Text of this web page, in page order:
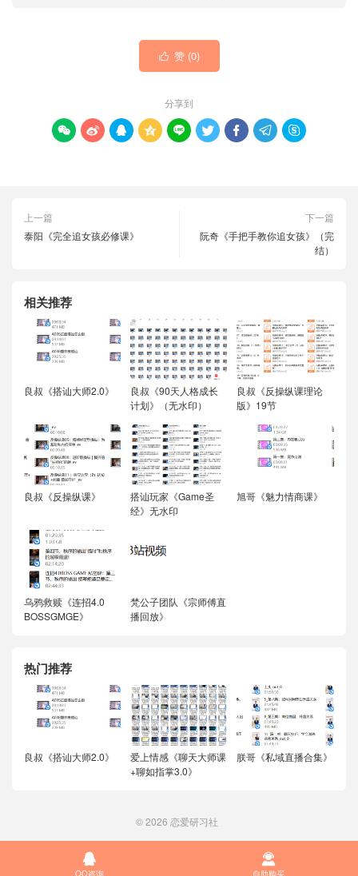
 赞 (0)
分享到
        
上一篇
泰阳《完全追女孩必修课》
下一篇
阮奇《手把手教你追女孩》（完
结）
相关推荐
良叔《搭讪大师2.0》
良叔《90天人格成长
计划》（无水印）
良叔《反操纵课理论
版》19节
良叔《反操纵课》
搭讪玩家《Game圣
经》无水印
旭哥《魅力情商课》
乌鸦救赎《连招4.0
BOSSGMGE》
梵公子团队《宗师傅直
播回放》
热门推荐
良叔《搭讪大师2.0》
爱上情感《聊天大师课
+聊如指掌3.0》
朕哥《私域直播合集》
© 2026 恋爱研习社

QQ咨询

自助购买